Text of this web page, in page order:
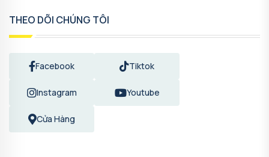
THEO DÕI CHÚNG TÔI
Facebook Tiktok
Instagram Youtube
Cửa Hàng